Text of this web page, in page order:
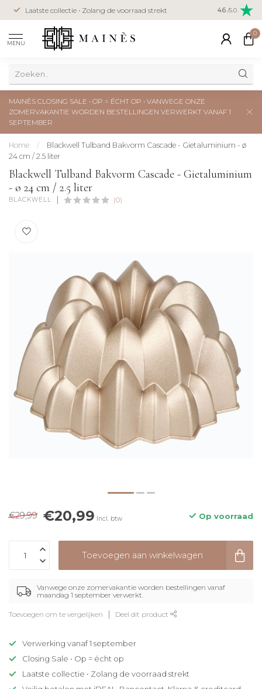
Laatste collectie • Zolang de voorraad strekt Veilig
creditcard
4.6 /5.0
MENU
0
MAINÈS CLOSING SALE • OP = ÉCHT OP • VANWEGE ONZE
ZOMERVAKANTIE WORDEN BESTELLINGEN VERWERKT VANAF 1
SEPTEMBER
Home /
Blackwell Tulband Bakvorm Cascade - Gietaluminium - ø
24 cm / 2.5 liter
Blackwell Tulband Bakvorm Cascade - Gietaluminium
- ø 24 cm / 2.5 liter
BLACKWELL (0)
€29,99 €20,99 Incl. btw Op voorraad
Toevoegen aan winkelwagen
Vanwege onze zomervakantie worden bestellingen vanaf
maandag 1 september verwerkt.
Toevoegen om te vergelijken Deel dit product
Verwerking vanaf 1 september
Closing Sale • Op = écht op
Laatste collectie • Zolang de voorraad strekt